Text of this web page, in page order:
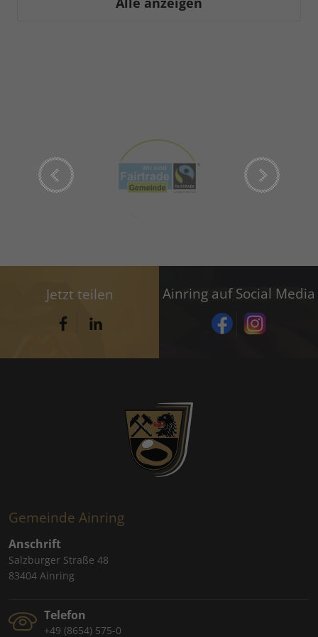
Jetzt teilen Ainring auf Social Media
Gemeinde Ainring
Anschrift
Salzburger Straße 48
83404 Ainring
Telefon
+49 (8654) 575-0